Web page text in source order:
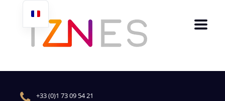
+33 (0)1 73 09 54 21